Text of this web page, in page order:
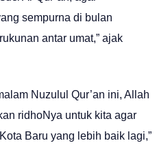
sempurna di bulan
antar umat,” ajak
Nuzulul Qur’an ini, Allah
ridhoNya untuk kita agar
Baru yang lebih baik lagi,”